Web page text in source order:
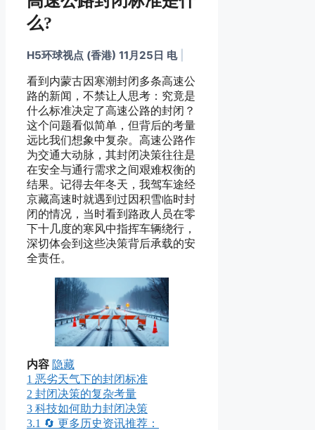
么?
H5环球视点 (香港) 11月25日 电
看到内蒙古因寒潮封闭多条高速公
路的新闻，不禁让人思考：究竟是
什么标准决定了高速公路的封闭？
这个问题看似简单，但背后的考量
远比我们想象中复杂。高速公路作
为交通大动脉，其封闭决策往往是
在安全与通行需求之间艰难权衡的
结果。记得去年冬天，我驾车途经
京藏高速时就遇到过因积雪临时封
闭的情况，当时看到路政人员在零
下十几度的寒风中指挥车辆绕行，
深切体会到这些决策背后承载的安
全责任。
内容 隐藏
1 恶劣天气下的封闭标准
2 封闭决策的复杂考量
3 科技如何助力封闭决策
3.1 🔄 更多历史资讯推荐：